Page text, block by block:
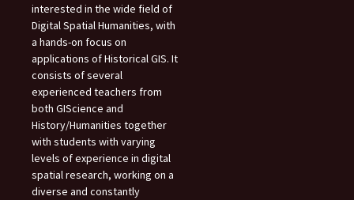
interested in the wide field of
Digital Spatial Humanities, with
a hands-on focus on
applications of Historical GIS. It
consists of several
experienced teachers from
both GIScience and
History/Humanities together
with students with varying
levels of experience in digital
spatial research, working on a
diverse and constantly